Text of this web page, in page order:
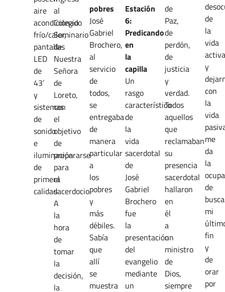
aire
acondicionado
frío/calor,
pantallas
LED
de
43’
y
sistemas
de
sonido
e
iluminación
de
primera
calidad.
al
Colegio
Seminario
de
Nuestra
Señora
de
Loreto,
con
el
objetivo
de
prepararse
para
el
sacerdocio.
A
la
hora
de
tomar
la
decisión,
la
pobres
José
Gabriel
Brochero,
al
servicio
de
todos,
se
entregaba
de
manera
particular
a
los
pobres
y
más
débiles.
Sabía
que
allí
se
muestra
Estación
6:
Predicando
en
la
capilla
Un
rasgo
característico
de
la
vida
sacerdotal
de
José
Gabriel
Brochero
fue
la
presentación
del
evangelio
mediante
un
de
Paz,
de
perdón,
de
justicia
y
verdad.
Todos
aquellos
que
reclamaban
su
presencia
sacerdotal
hallaron
en
él
a
un
ministro
de
Dios,
siempre
de
la
vida
activa
y
con
la
vida
me
da
la
de
mi
fin
y
de
orar
por